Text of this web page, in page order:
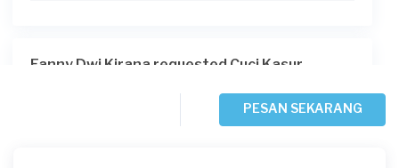
Fanny Dwi Kirana requested Cuci Kasur
PESAN SEKARANG